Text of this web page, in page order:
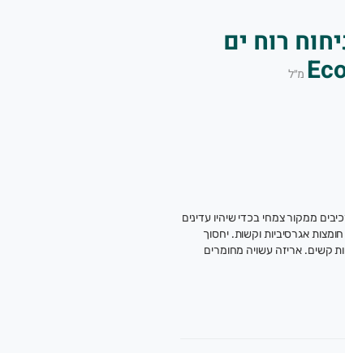
רוח ים
מ״ל
על רכיבים ממקור צמחי בכדי שיהיו עדינים
אגרסיביות וקשות. יחסוך
קשים. אריזה עשויה מחומרים